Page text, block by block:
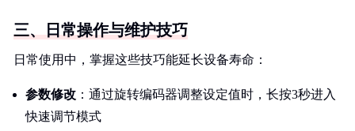
三、日常操作与维护技巧
日常使用中，掌握这些技巧能延长设备寿命：
参数修改 ：通过旋转编码器调整设定值时，长按3秒进入
快速调节模式